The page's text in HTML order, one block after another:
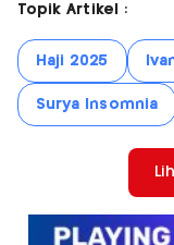
Topik Artikel :
Haji 2025
Surya Insomnia